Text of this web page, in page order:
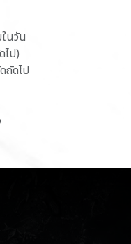
นวัน
ไป)
ถัดไป